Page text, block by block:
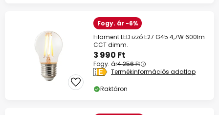
Fogy. ár -6%
Filament LED izzó E27 G45 4,7W 600lm
CCT dimm.
3 990 Ft
Fogy. ár4 256 Ft
Termékinformációs adatlap
Raktáron